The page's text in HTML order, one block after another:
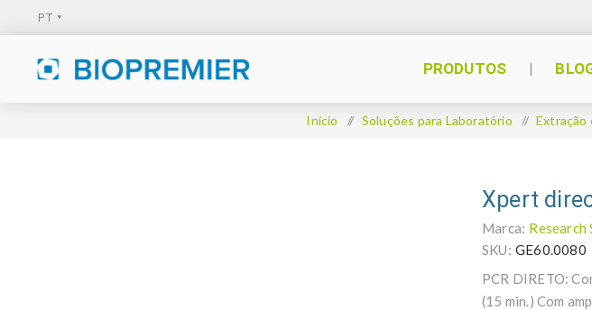
PRODUTOS
Início / Soluções para Laboratório / Extração
Xpert
Marca: Research
SKU: GE60.0080
PCR DIRETO:
(15 min.) Com